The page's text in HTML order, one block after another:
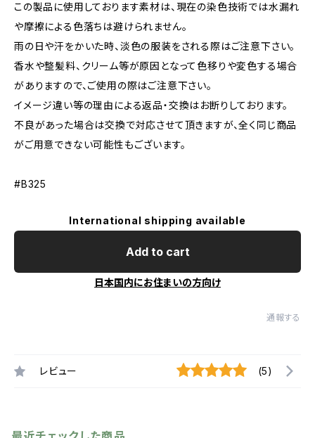
この製品に使用しております素材は、現在の染色技術では水漏れ
や摩擦による色落ちは避けられません。
雨の日や汗をかいた時、淡色の服装をされる際はご注意下さい。
香水や整髪料、クリーム等が原因となって色移りや変色する場合
がありますので、ご使用の際はご注意下さい。
イメージ違い等の理由による返品・交換はお断りしております。
不良があった場合は交換で対応させて頂きますが、全く同じ商品
がご用意できない可能性もございます。
#B325
International shipping available
Add to cart
日本国内にお住まいの方向け
通報する
レビュー (5)